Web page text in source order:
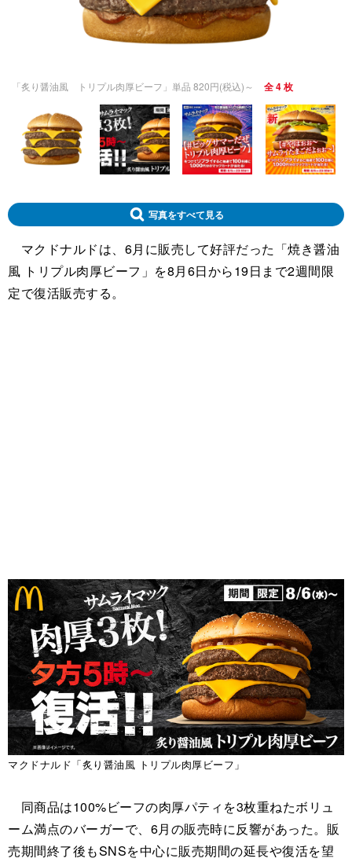
「炙り醤油風 トリプル肉厚ビーフ」単品 820円(税込)～ 全 4 枚
写真をすべて見る
マクドナルドは、6月に販売して好評だった「焼き醤油
風 トリプル肉厚ビーフ」を8月6日から19日まで2週間限
定で復活販売する。
マクドナルド「炙り醤油風 トリプル肉厚ビーフ」
同商品は100%ビーフの肉厚パティを3枚重ねたボリュ
ーム満点のバーガーで、6月の販売時に反響があった。販
売期間終了後もSNSを中心に販売期間の延長や復活を望